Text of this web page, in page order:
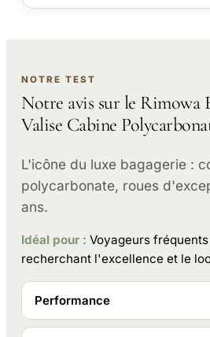
NOTRE TEST
Notre avis sur le Rimowa
Valise Cabine
L'icône du luxe bagagerie :
polycarbonate, roues
ans.
Idéal pour : Voyageurs
recherchant l'excellence et le
Performance